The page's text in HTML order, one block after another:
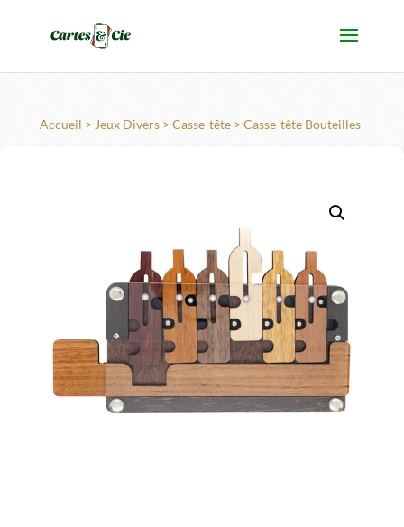
Accueil > Jeux Divers > Casse-tête > Casse-tête Bouteilles